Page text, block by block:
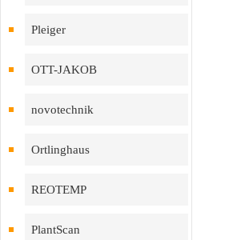
Pleiger
OTT-JAKOB
novotechnik
Ortlinghaus
REOTEMP
PlantScan